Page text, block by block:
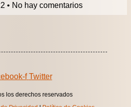
No hay comentarios
f Twitter
los derechos reservados